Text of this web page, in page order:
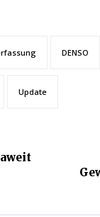
DENSO
Update